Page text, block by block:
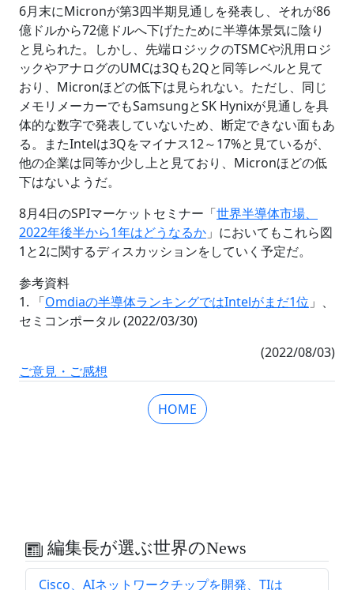
6月末にMicronが第3四半期見通しを発表し、それが86
億ドルから72億ドルへ下げたために半導体景気に陰り
と見られた。しかし、先端ロジックのTSMCや汎用ロジ
ックやアナログのUMCは3Qも2Qと同等レベルと見て
おり、Micronほどの低下は見られない。ただし、同じ
メモリメーカーでもSamsungとSK Hynixが見通しを具
体的な数字で発表していないため、断定できない面もあ
る。またIntelは3Qをマイナス12～17%と見ているが、
他の企業は同等か少し上と見ており、Micronほどの低
下はないようだ。
8月4日のSPIマーケットセミナー「世界半導体市場、
2022年後半から1年はどうなるか 」においてもこれら図
1と2に関するディスカッションをしていく予定だ。
参考資料
1. 「Omdiaの半導体ランキングではIntelがまだ1位 」、
セミコンポータル (2022/03/30)
(2022/08/03)
ご意見・ご感想
HOME
編集長が選ぶ世界のNews
Cisco、AIネットワークチップを開発、TIは